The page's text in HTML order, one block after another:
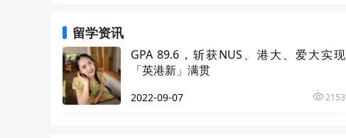
留学资讯
GPA 89.6，斩获NUS、港大、爱大实现
「英港新」满贯
2022-09-07 2153